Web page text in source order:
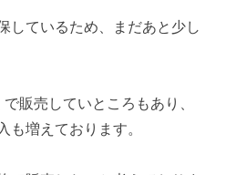
しているため、まだあと少し
販売していところもあり、
も増えております。